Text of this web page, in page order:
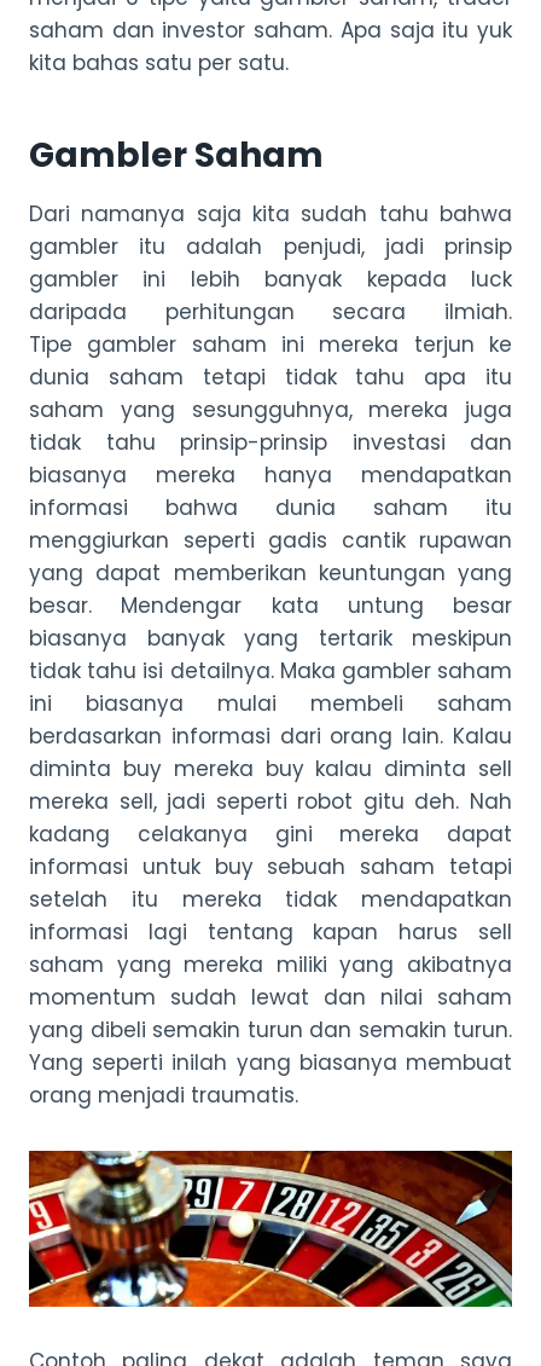
saham dan investor saham. Apa saja itu yuk
kita bahas satu per satu.
Gambler Saham
Dari namanya saja kita sudah tahu bahwa
gambler itu adalah penjudi, jadi prinsip
gambler ini lebih banyak kepada luck
daripada perhitungan secara ilmiah.
Tipe gambler saham ini mereka terjun ke
dunia saham tetapi tidak tahu apa itu
saham yang sesungguhnya, mereka juga
tidak tahu prinsip-prinsip investasi dan
biasanya mereka hanya mendapatkan
informasi bahwa dunia saham itu
menggiurkan seperti gadis cantik rupawan
yang dapat memberikan keuntungan yang
besar. Mendengar kata untung besar
biasanya banyak yang tertarik meskipun
tidak tahu isi detailnya. Maka gambler saham
ini biasanya mulai membeli saham
berdasarkan informasi dari orang lain. Kalau
diminta buy mereka buy kalau diminta sell
mereka sell, jadi seperti robot gitu deh. Nah
kadang celakanya gini mereka dapat
informasi untuk buy sebuah saham tetapi
setelah itu mereka tidak mendapatkan
informasi lagi tentang kapan harus sell
saham yang mereka miliki yang akibatnya
momentum sudah lewat dan nilai saham
yang dibeli semakin turun dan semakin turun.
Yang seperti inilah yang biasanya membuat
orang menjadi traumatis.